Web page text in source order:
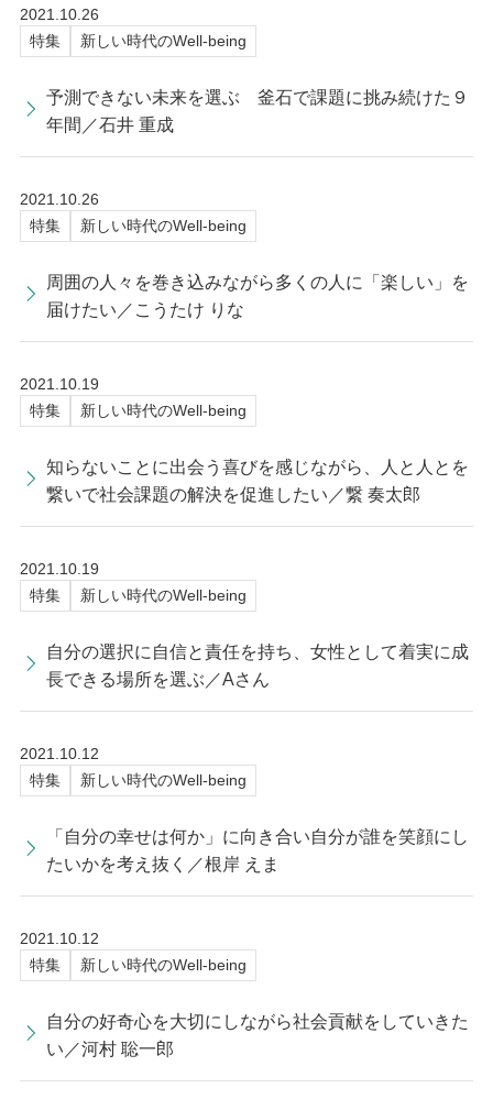
2021.10.26
特集
新しい時代のWell-being
予測できない未来を選ぶ 釜石で課題に挑み続けた９
年間／石井 重成
2021.10.26
特集
新しい時代のWell-being
周囲の人々を巻き込みながら多くの人に「楽しい」を
届けたい／こうたけ りな
2021.10.19
特集
新しい時代のWell-being
知らないことに出会う喜びを感じながら、人と人とを
繋いで社会課題の解決を促進したい／繋 奏太郎
2021.10.19
特集
新しい時代のWell-being
自分の選択に自信と責任を持ち、女性として着実に成
長できる場所を選ぶ／Aさん
2021.10.12
特集
新しい時代のWell-being
「自分の幸せは何か」に向き合い自分が誰を笑顔にし
たいかを考え抜く／根岸 えま
2021.10.12
特集
新しい時代のWell-being
自分の好奇心を大切にしながら社会貢献をしていきた
い／河村 聡一郎